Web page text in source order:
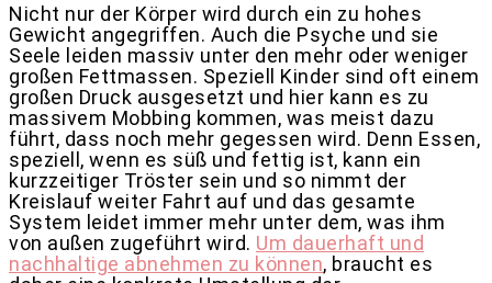
Nicht nur der Körper wird durch ein zu hohes
Gewicht angegriffen. Auch die Psyche und sie
Seele leiden massiv unter den mehr oder weniger
großen Fettmassen. Speziell Kinder sind oft einem
großen Druck ausgesetzt und hier kann es zu
massivem Mobbing kommen, was meist dazu
führt, dass noch mehr gegessen wird. Denn Essen,
speziell, wenn es süß und fettig ist, kann ein
kurzzeitiger Tröster sein und so nimmt der
Kreislauf weiter Fahrt auf und das gesamte
System leidet immer mehr unter dem, was ihm
von außen zugeführt wird. Um dauerhaft und
nachhaltige abnehmen zu können, braucht es